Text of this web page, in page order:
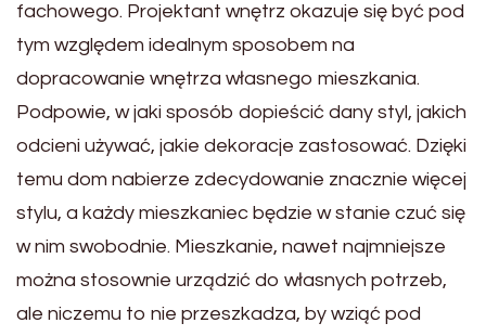
fachowego. Projektant wnętrz okazuje się być pod
tym względem idealnym sposobem na
dopracowanie wnętrza własnego mieszkania.
Podpowie, w jaki sposób dopieścić dany styl, jakich
odcieni używać, jakie dekoracje zastosować. Dzięki
temu dom nabierze zdecydowanie znacznie więcej
stylu, a każdy mieszkaniec będzie w stanie czuć się
w nim swobodnie. Mieszkanie, nawet najmniejsze
można stosownie urządzić do własnych potrzeb,
ale niczemu to nie przeszkadza, by wziąć pod